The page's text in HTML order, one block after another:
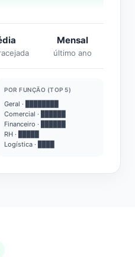
Mensal
último ano
POR FUNÇÃO (TOP 5)
Geral · ████████
Comercial · ██████
Financeiro · ██████
RH · █████
Logística · ████